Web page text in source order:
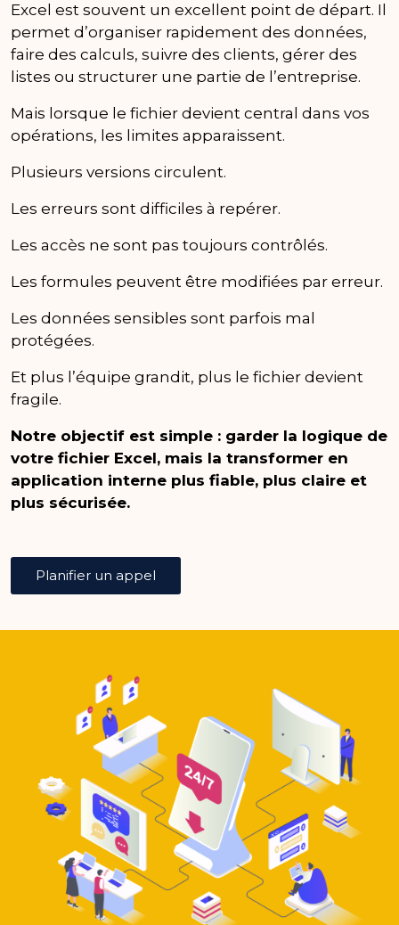
Excel est souvent un excellent point de départ. Il
permet d’organiser rapidement des données,
faire des calculs, suivre des clients, gérer des
listes ou structurer une partie de l’entreprise.
Mais lorsque le fichier devient central dans vos
opérations, les limites apparaissent.
Plusieurs versions circulent.
Les erreurs sont difficiles à repérer.
Les accès ne sont pas toujours contrôlés.
Les formules peuvent être modifiées par erreur.
Les données sensibles sont parfois mal
protégées.
Et plus l’équipe grandit, plus le fichier devient
fragile.
Notre objectif est simple : garder la logique de
votre fichier Excel, mais la transformer en
application interne plus fiable, plus claire et
plus sécurisée.
Planifier un appel